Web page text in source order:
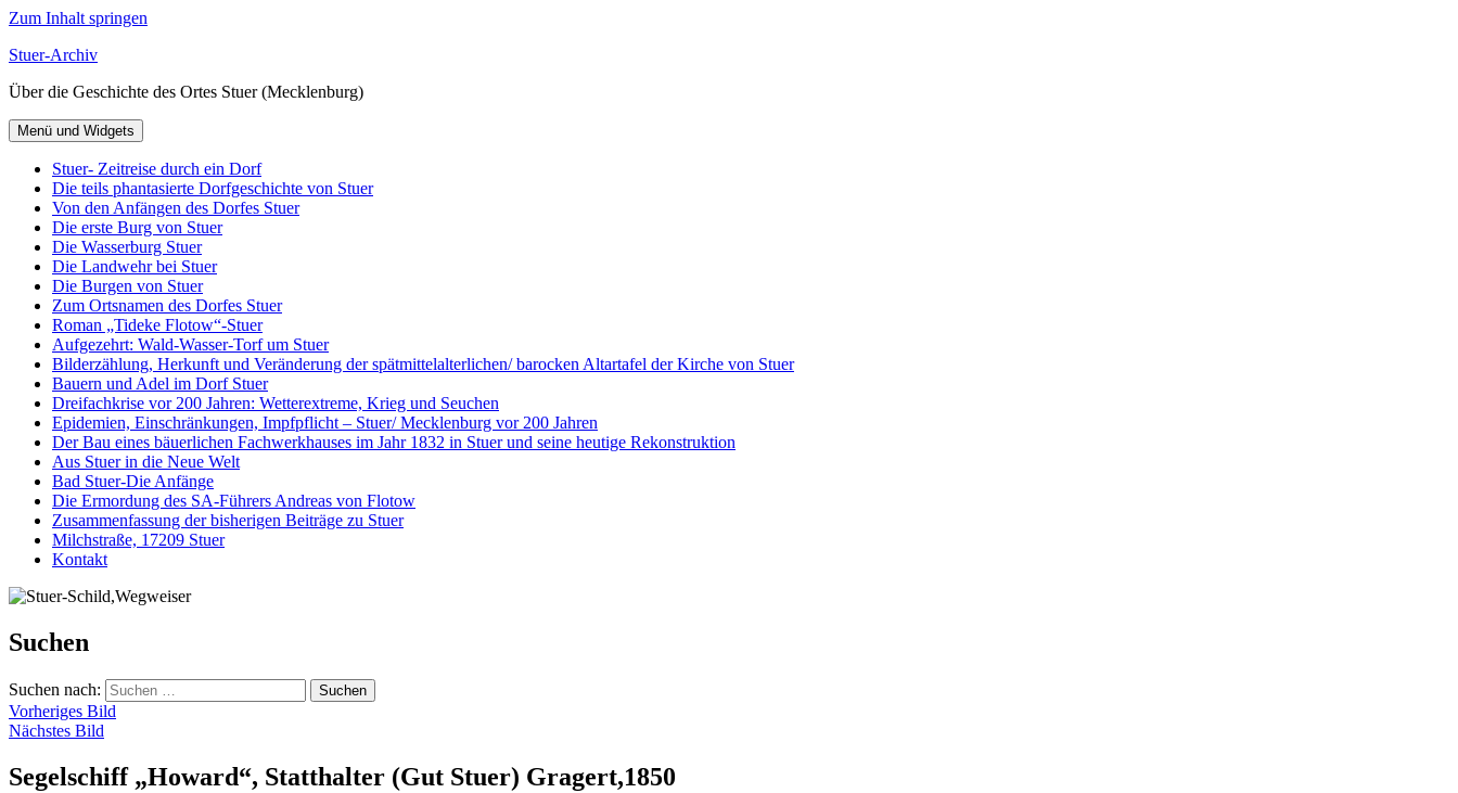
Zum Inhalt springen
Stuer-Archiv
Über die Geschichte des Ortes Stuer (Mecklenburg)
Menü und Widgets
Stuer- Zeitreise durch ein Dorf
Die teils phantasierte Dorfgeschichte von Stuer
Von den Anfängen des Dorfes Stuer
Die erste Burg von Stuer
Die Wasserburg Stuer
Die Landwehr bei Stuer
Die Burgen von Stuer
Zum Ortsnamen des Dorfes Stuer
Roman „Tideke Flotow“-Stuer
Aufgezehrt: Wald-Wasser-Torf um Stuer
Bilderzählung, Herkunft und Veränderung der spätmittelalterlichen/ barocken Altartafel der Kirche von Stuer
Bauern und Adel im Dorf Stuer
Dreifachkrise vor 200 Jahren: Wetterextreme, Krieg und Seuchen
Epidemien, Einschränkungen, Impfpflicht – Stuer/ Mecklenburg vor 200 Jahren
Der Bau eines bäuerlichen Fachwerkhauses im Jahr 1832 in Stuer und seine heutige Rekonstruktion
Aus Stuer in die Neue Welt
Bad Stuer-Die Anfänge
Die Ermordung des SA-Führers Andreas von Flotow
Zusammenfassung der bisherigen Beiträge zu Stuer
Milchstraße, 17209 Stuer
Kontakt
Suchen
Suchen nach:
Vorheriges Bild
Nächstes Bild
Segelschiff „Howard“, Statthalter (Gut Stuer) Gragert,1850